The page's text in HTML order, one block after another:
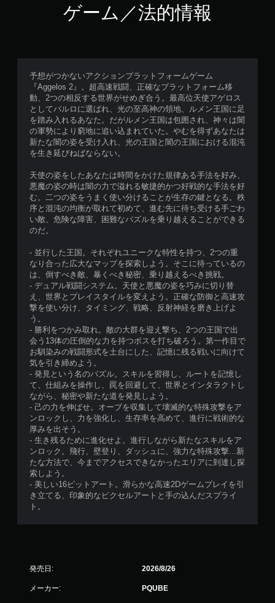
ゲーム／法的情報
予想がつかないアクションプラットフォームゲーム
『Aggelos 2』。超高速戦闘、正確なプラットフォーム移
動、2つの相反する世界がせめぎ合う。最高位天使アゲロス
としてバルロに選ばれ、光の至高神の領地、ルメン王国に足
を踏み入れるあなた。だがルメン王国は包囲され、神々は闇
の軍勢により窮地に追い込まれていた。やむを得ずあなたは
新たな闇の姿を受け入れ、光の王国と闇の王国における混沌
を生き延びねばならない。
天使の姿をしたあなたは時間をかけた規律ある手法を好み、
悪魔の姿の時は闇の力で溢れる敏捷的かつ好戦的な手法を好
む。二つの姿をうまく使い分けることが生存の鍵となる。秩
序と混沌の均衡が取れて初めて、進む先に待ち受ける手ごわ
い敵、危険な障害、困難なパズルを乗り越えることができる
のだ。
- 並行した王国。それぞれユニークな特性を持つ、2つの重
なり合った広大なマップを探索しよう。そこに待っているの
は、倒すべき敵、暴くべき秘密、乗り越えるべき挑戦。
- デュアル戦闘システム。天使と悪魔の姿を巧みに切り替
え、世界とプレイスタイルを変えよう。正確な防御と高速攻
撃を使い分け、タイミング、戦略、反射神経を磨き上げよ
う。
- 勝利をつかみ取れ。敵の大群を迎え撃ち、2つの王国で出
会う13体の圧倒的な力を持つボスを打ち破ろう。第一作目で
お馴染みの戦闘形式を土台にした、記憶に残る戦いに向けて
気を引き締めよう。
- 発見という名のパズル。スキルを習得し、ルートを記憶し
て、仕組みを操作し、罠を回避して、世界とインタラクトし
ながら、秘密や新たな道を発見しよう。
- 己の力を伸ばせ。オーブを収集して壊滅的な特殊攻撃をア
ンロックし、力を強化し、生存率を高めて、進行に戦術的な
厚みを出そう。
- 生き残るために進化せよ。進行しながら新たなスキルをア
ンロック。飛行、壁登り、ダッシュに、強力な特殊攻撃...新
たな方法で、今までアクセスできなかったエリアに到達し探
索しよう。
- 美しい16ビットアート。滑らかな高速2Dゲームプレイを引
き立てる、印象的なピクセルアートと手の込んだスプライ
ト。
発売日: 2026/8/26
メーカー: PQUBE